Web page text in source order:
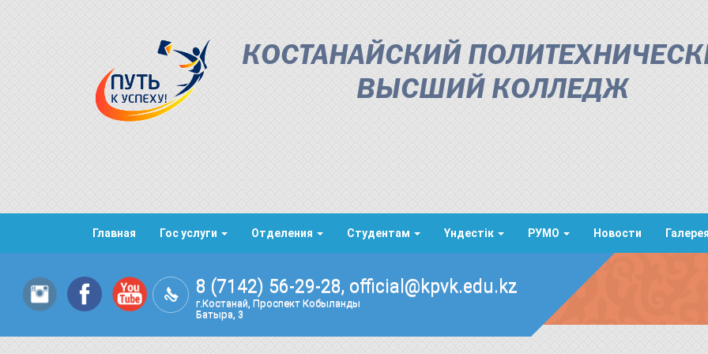
КОСТАНАЙСКИЙ
ВЫСШИЙ КОЛЛЕДЖ
Главная Гос услуги Отделения Студентам Үндестік РУМО Новости Галерея
8 (7142) 56-29-28, official@kpvk.edu.kz
г.Костанай, Проспект Кобыланды
Батыра, 3